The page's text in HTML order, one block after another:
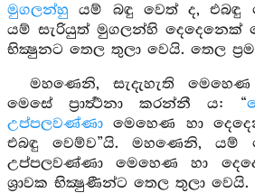
මුගලන්හු යම් බඳු වෙත් ද, එබඳු
යම් සැරියුත් මුගලන්හි දෙදෙනෙක්
භික්‍ෂුනට තෙල තුලා වෙයි. තෙල
මහණෙනි, සැදැහැති
මෙසේ ප්‍රාර්‍ත්‍ථනා කරන්නී ය: “
උප්පලවණ්ණා මෙහෙණ හා
එබඳු වෙම්ව”යි. මහණෙනි, යම්
උප්පලවණ්ණා මෙහෙණ හා
ශ්‍රාවක භික්‍ෂුණීන්ට තෙල තුලා වෙයි.